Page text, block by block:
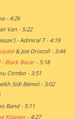
- 4:26
Van - 5:22
- Admiral T - 4:19
& Joe Driscoll - 3:44
- Black Bazar- 5:18
Combo - 3:51
Sidi Bémol - 3:02
Band - 5:11
Klaasen - 4:27